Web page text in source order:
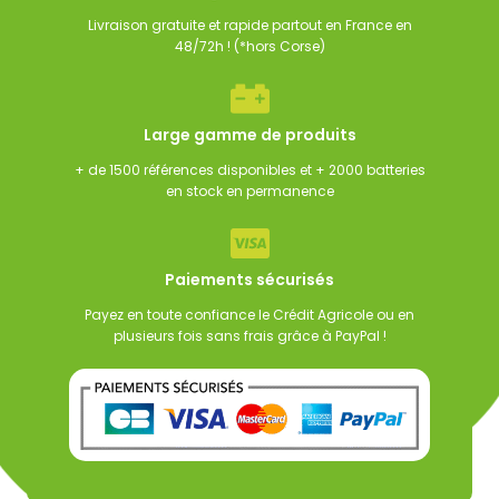
Livraison gratuite et rapide partout en France en
48/72h ! (*hors Corse)
Large gamme de produits
+ de 1500 références disponibles et + 2000 batteries
en stock en permanence
Paiements sécurisés
Payez en toute confiance le Crédit Agricole ou en
plusieurs fois sans frais grâce à PayPal !